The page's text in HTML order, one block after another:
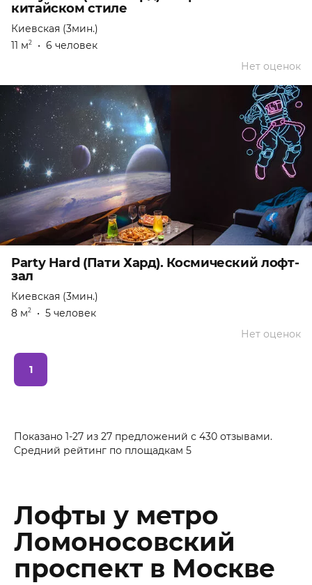
китайском стиле
Киевская (3мин.)
11 м2 • 6 человек
Нет оценок
Party Hard (Пати Хард). Космический лофт-
зал
Киевская (3мин.)
8 м2 • 5 человек
Нет оценок
1
Показано 1-27 из 27 предложений с 430 отзывами.
Средний рейтинг по площадкам 5
Лофты у метро
Ломоносовский
проспект в Москве